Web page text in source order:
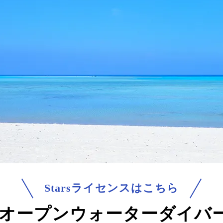
Starsライセンスはこちら
ープンウォーターダイバ